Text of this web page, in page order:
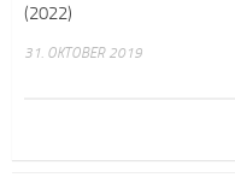
(2022)
31. OKTOBER 2019